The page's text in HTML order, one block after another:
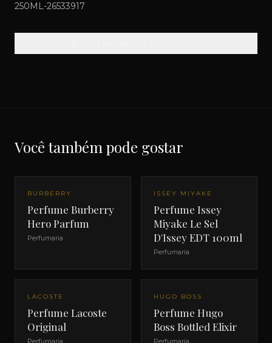
250ML-26533917
Você também pode gostar
BURBERRY
Perfume Burberry
Hero Parfum
Perfumaria
ISSEY MIYAKE
Perfume Issey
Miyake Le Sel
D'Issey EDT 100ml
Perfumaria
LACOSTE
Perfume Lacoste
Original
Perfumaria
HUGO BOSS
Perfume Hugo
Boss Bottled Elixir
Perfumaria